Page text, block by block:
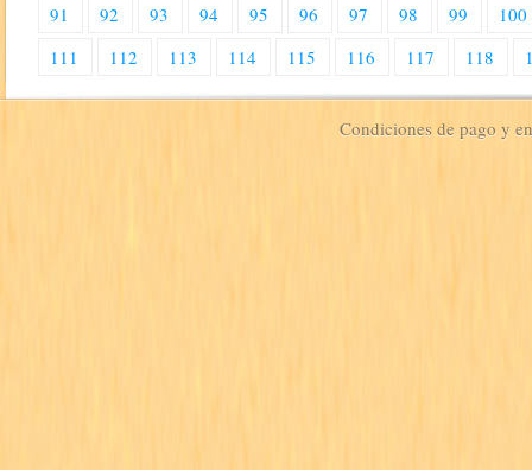
91
92 93 94 95 96 97 98 99
100
111
112 113 114 115 116 117 118
Condiciones de pago y